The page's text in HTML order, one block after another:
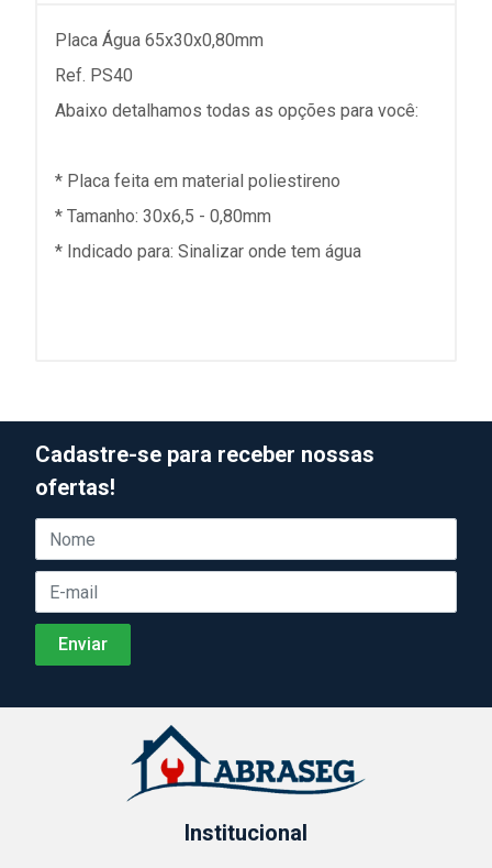
Placa Água 65x30x0,80mm
Ref. PS40
Abaixo detalhamos todas as opções para você:
* Placa feita em material poliestireno
* Tamanho: 30x6,5 - 0,80mm
* Indicado para: Sinalizar onde tem água
Cadastre-se para receber nossas
ofertas!
Institucional